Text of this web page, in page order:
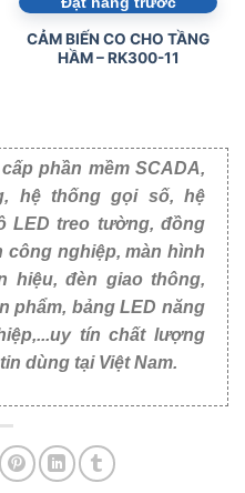
CẢM BIẾN CO CHO TẦNG
HẦM – RK300-11
phần mềm SCADA,
hệ thống gọi số, hệ
LED treo tường, đồng
nghiệp, màn hình
hiệu, đèn giao thông,
phẩm, bảng LED năng
tín chất lượng
dùng tại Việt Nam.